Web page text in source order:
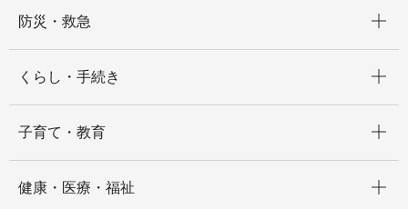
防災・救急
くらし・手続き
子育て・教育
健康・医療・福祉